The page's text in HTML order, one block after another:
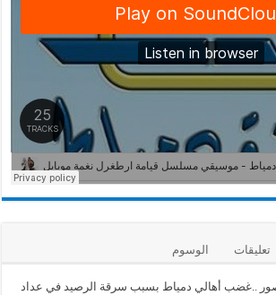
تعليقات الوسوم
..غضب أهالي دمياط بسبب سرقة الرصيد في عداد